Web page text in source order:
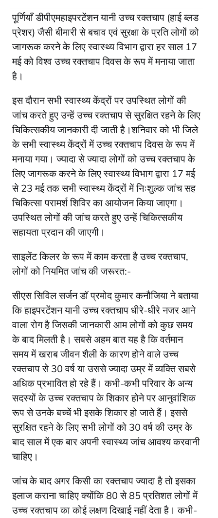
पूर्णियाँ डीपीएमहाइपरटेंशन यानी उच्च रक्तचाप (हाई ब्लड
प्रेशर) जैसी बीमारी से बचाव एवं सुरक्षा के प्रति लोगों को
जागरूक करने के लिए स्वास्थ्य विभाग द्वारा हर साल 17
मई को विश्व उच्च रक्तचाप दिवस के रूप में मनाया जाता
है।
इस दौरान सभी स्वास्थ्य केंद्रों पर उपस्थित लोगों की
जांच करते हुए उन्हें उच्च रक्तचाप से सुरक्षित रहने के लिए
चिकित्सकीय जानकारी दी जाती है।शनिवार को भी जिले
के सभी स्वास्थ्य केंद्रों में उच्च रक्तचाप दिवस के रूप में
मनाया गया। ज्यादा से ज्यादा लोगों को उच्च रक्तचाप के
लिए जागरूक करने के लिए स्वास्थ्य विभाग द्वारा 17 मई
से 23 मई तक सभी स्वास्थ्य केंद्रों में निःशुल्क जांच सह
चिकित्सा परामर्श शिविर का आयोजन किया जाएगा।
उपस्थित लोगों की जांच करते हुए उन्हें चिकित्सकीय
सहायता प्रदान की जाएगी।
साइलेंट किलर के रूप में काम करता है उच्च रक्तचाप,
लोगों को नियमित जांच की जरूरत:-
सीएस सिविल सर्जन डॉ प्रमोद कुमार कनौजिया ने बताया
कि हाइपरटेंशन यानी उच्च रक्तचाप धीरे-धीरे नजर आने
वाला रोग है जिसकी जानकारी आम लोगों को कुछ समय
के बाद मिलती है। सबसे अहम बात यह है कि वर्तमान
समय में खराब जीवन शैली के कारण होने वाले उच्च
रक्तचाप से 30 वर्ष या उससे ज्यादा उम्र में व्यक्ति सबसे
अधिक प्रभावित हो रहे हैं। कभी-कभी परिवार के अन्य
सदस्यों के उच्च रक्तचाप के शिकार होने पर आनुवांशिक
रूप से उनके बच्चें भी इसके शिकार हो जाते हैं। इससे
सुरक्षित रहने के लिए सभी लोगों को 30 वर्ष की उम्र के
बाद साल में एक बार अपनी स्वास्थ्य जांच आवश्य करवानी
चाहिए।
जांच के बाद अगर किसी का रक्तचाप ज्यादा है तो इसका
इलाज कराना चाहिए क्योंकि 80 से 85 प्रतिशत लोगों में
उच्च रक्तचाप का कोई लक्षण दिखाई नहीं देता है। कभी-